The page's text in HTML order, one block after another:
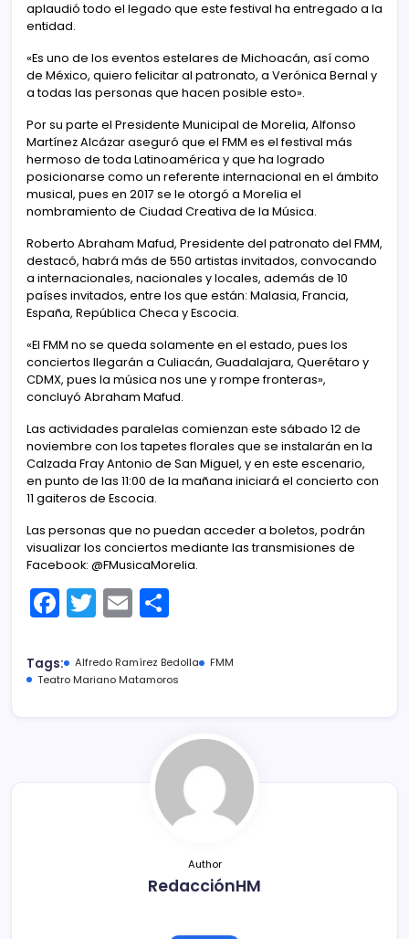
aplaudió todo el legado que este festival ha entregado a la
entidad.
«Es uno de los eventos estelares de Michoacán, así como
de México, quiero felicitar al patronato, a Verónica Bernal y
a todas las personas que hacen posible esto».
Por su parte el Presidente Municipal de Morelia, Alfonso
Martínez Alcázar aseguró que el FMM es el festival más
hermoso de toda Latinoamérica y que ha logrado
posicionarse como un referente internacional en el ámbito
musical, pues en 2017 se le otorgó a Morelia el
nombramiento de Ciudad Creativa de la Música.
Roberto Abraham Mafud, Presidente del patronato del FMM,
destacó, habrá más de 550 artistas invitados, convocando
a internacionales, nacionales y locales, además de 10
países invitados, entre los que están: Malasia, Francia,
España, República Checa y Escocia.
«El FMM no se queda solamente en el estado, pues los
conciertos llegarán a Culiacán, Guadalajara, Querétaro y
CDMX, pues la música nos une y rompe fronteras»,
concluyó Abraham Mafud.
Las actividades paralelas comienzan este sábado 12 de
noviembre con los tapetes florales que se instalarán en la
Calzada Fray Antonio de San Miguel, y en este escenario,
en punto de las 11:00 de la mañana iniciará el concierto con
11 gaiteros de Escocia.
Las personas que no puedan acceder a boletos, podrán
visualizar los conciertos mediante las transmisiones de
Facebook: @FMusicaMorelia.
F
a
c
e
T
w
itt
er
E
m
ai
l
m
p
tir
Tags: Alfredo Ramírez Bedolla
FMM
Teatro Mariano Matamoros
Author
RedacciónHM